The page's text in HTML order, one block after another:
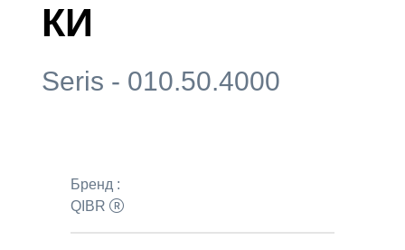
КИ
Seris - 010.50.4000
Бренд :
QIBR